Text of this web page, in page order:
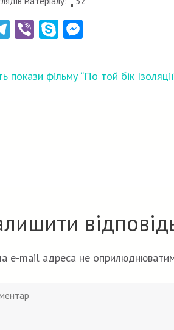
Telegram
ViberSkype
покази фільму “По той бік
e-mail адреса не